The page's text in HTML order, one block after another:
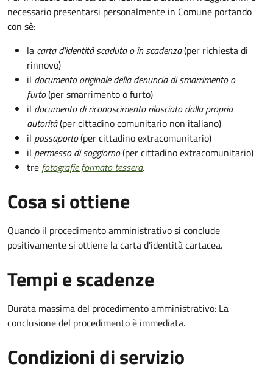
necessario presentarsi personalmente in Comune portando
con sè:
la carta d'identità scaduta o in scadenza(per richiesta di
rinnovo)
il documento originale della denuncia di smarrimento o
furto(per smarrimento o furto)
il documento di riconoscimento rilasciato dalla propria
autorità(per cittadino comunitario non italiano)
il passaporto(per cittadino extracomunitario)
il permesso di soggiorno(per cittadino extracomunitario)
tre fotografie formato tessera.
Cosa si ottiene
Quando il procedimento amministrativo si conclude
positivamente si ottiene la carta d'identità cartacea.
Tempi e scadenze
Durata massima del procedimento amministrativo: La
conclusione del procedimento è immediata.
Condizioni di servizio